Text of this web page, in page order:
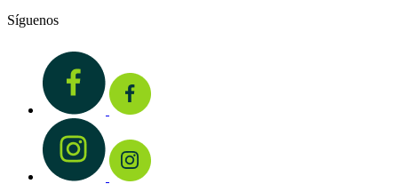
Síguenos